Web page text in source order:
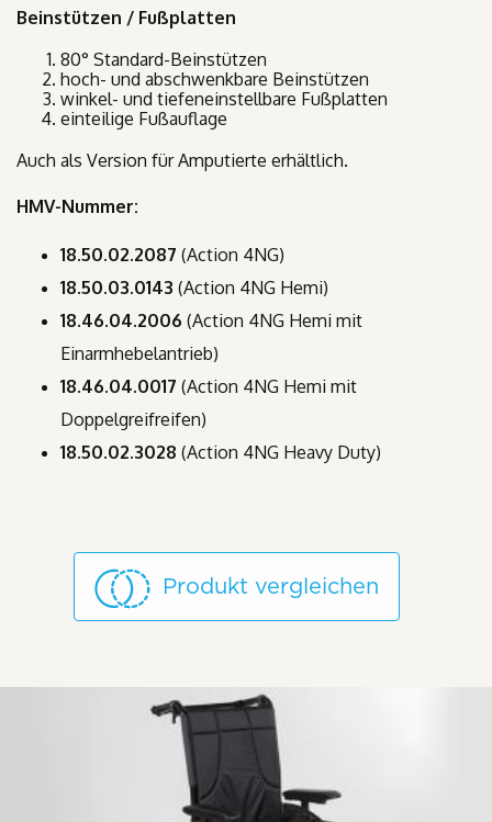
Beinstützen / Fußplatten
80° Standard-Beinstützen
hoch- und abschwenkbare Beinstützen
winkel- und tiefeneinstellbare Fußplatten
einteilige Fußauflage
Auch als Version für Amputierte erhältlich.
HMV-Nummer:
18.50.02.2087 (Action 4NG)
18.50.03.0143 (Action 4NG Hemi)
18.46.04.2006 (Action 4NG Hemi mit
Einarmhebelantrieb)
18.46.04.0017 (Action 4NG Hemi mit
Doppelgreifreifen)
18.50.02.3028 (Action 4NG Heavy Duty)
Produkt vergleichen